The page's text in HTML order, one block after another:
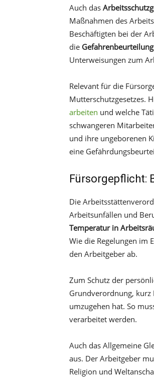
Auch das
Maßnahmen des
Beschäftigten bei der
die
Unterweisungen zum
Relevant für die
Mutterschutzgesetzes.
arbeiten und welche
schwangeren
und ihre ungeborenen
eine
Fürsorgepflicht:
Die
Arbeitsunfällen und
Temperatur in
Wie die Regelungen im
den Arbeitgeber ab.
Zum Schutz der
Grundverordnung, kurz
umzugehen hat. So
verarbeitet werden.
Auch das Allgemeine
aus. Der Arbeitgeber
Religion und